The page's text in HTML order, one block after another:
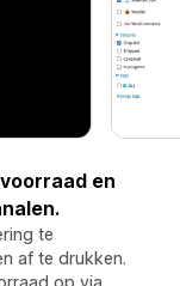
en
te
af te drukken.